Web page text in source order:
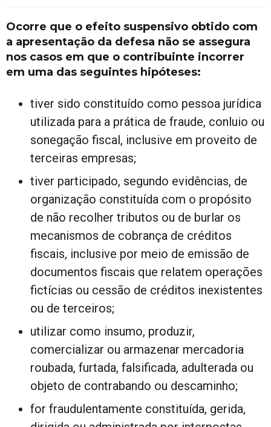
Ocorre que o efeito suspensivo obtido com
a apresentação da defesa não se assegura
nos casos em que o contribuinte incorrer
em uma das seguintes hipóteses:
tiver sido constituído como pessoa jurídica
utilizada para a prática de fraude, conluio ou
sonegação fiscal, inclusive em proveito de
terceiras empresas;
tiver participado, segundo evidências, de
organização constituída com o propósito
de não recolher tributos ou de burlar os
mecanismos de cobrança de créditos
fiscais, inclusive por meio de emissão de
documentos fiscais que relatem operações
fictícias ou cessão de créditos inexistentes
ou de terceiros;
utilizar como insumo, produzir,
comercializar ou armazenar mercadoria
roubada, furtada, falsificada, adulterada ou
objeto de contrabando ou descaminho;
for fraudulentamente constituída, gerida,